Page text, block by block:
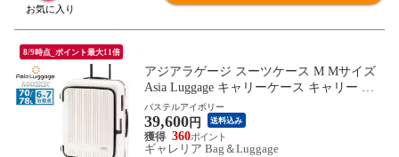
8/9時点_ポイント最大11倍
アジアラゲージ スーツケース M Mサイズ
Asia Luggage キャリーケース キャリー 大
きめ 軽量 軽い 海外 旅行 キャスター スト
ッパー ストッパー付き 拡張 拡張機能付き
静音 耐久性 TS MAXBOX MX-8011-24W
パステルアイボリー
39,600円 送料込み
360
ギャレリア Bag＆Luggage